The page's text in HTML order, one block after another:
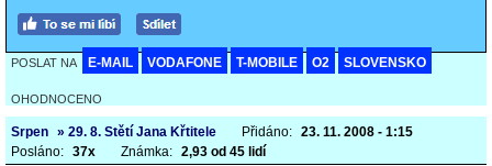
POSLAT NA E-MAIL VODAFONE T-MOBILE O2 SLOVENSKO
OHODNOCENO
Srpen » 29. 8. Stětí Jana Křtitele Přidáno: 23. 11. 2008 - 1:15
Posláno: 37x Známka: 2,93 od 45 lidí